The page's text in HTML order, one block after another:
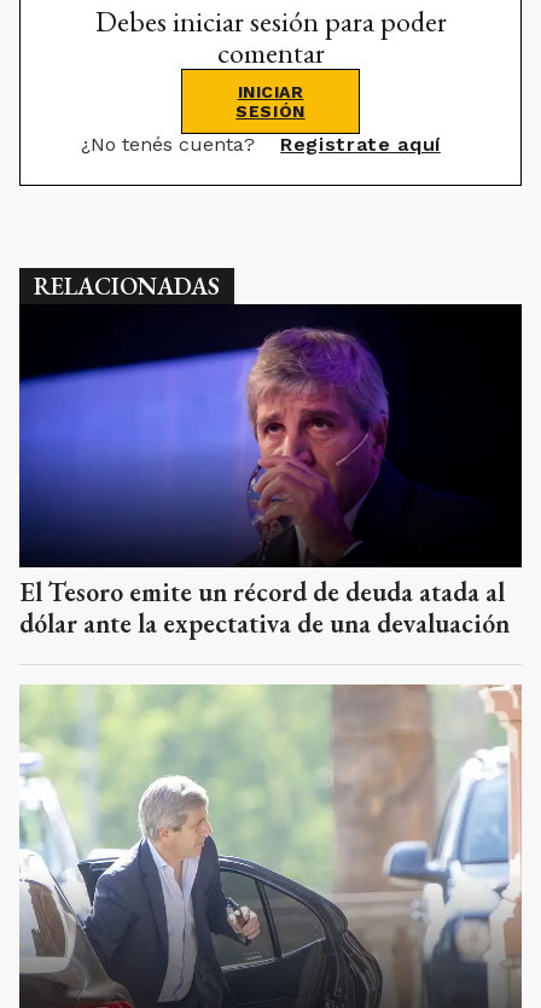
Debes iniciar sesión para poder
comentar
INICIAR
SESIÓN
¿No tenés cuenta? Registrate aquí
RELACIONADAS
El Tesoro emite un récord de deuda atada al
dólar ante la expectativa de una devaluación